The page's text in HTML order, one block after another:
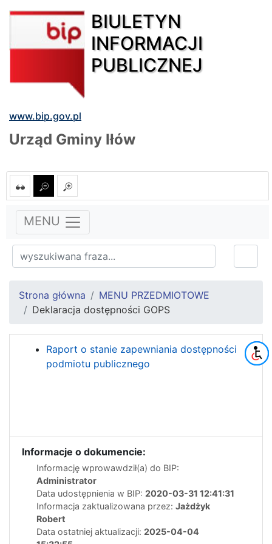
BIULETYN
INFORMACJI
PUBLICZNEJ
www.bip.gov.pl
Urząd Gminy Iłów
MENU
Strona główna
MENU PRZEDMIOTOWE
Deklaracja dostępności GOPS
Raport o stanie zapewniania dostępności
podmiotu publicznego
Informacje o dokumencie:
Informację wprowawdził(a) do BIP:
Administrator
Data udostępnienia w BIP: 2020-03-31 12:41:31
Informacja zaktualizowana przez: Jażdżyk
Robert
Data ostatniej aktualizacji: 2025-04-04